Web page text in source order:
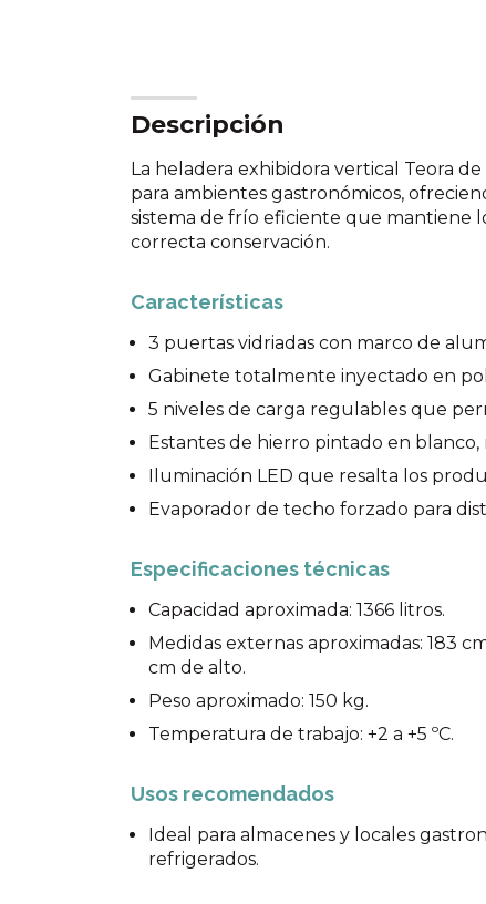
Descripción
La heladera exhibidora vertical Teora
para ambientes gastronómicos,
sistema de frío eficiente que mantiene
correcta conservación.
Características
3 puertas vidriadas con marco de
Gabinete totalmente inyectado en
5 niveles de carga regulables que
Estantes de hierro pintado en blanco,
Iluminación LED que resalta los
Evaporador de techo forzado para
Especificaciones técnicas
Capacidad aproximada: 1366 litros.
Medidas externas aproximadas: 183
cm de alto.
Peso aproximado: 150 kg.
Temperatura de trabajo: +2 a +5 ºC.
Usos recomendados
Ideal para almacenes y locales
refrigerados.